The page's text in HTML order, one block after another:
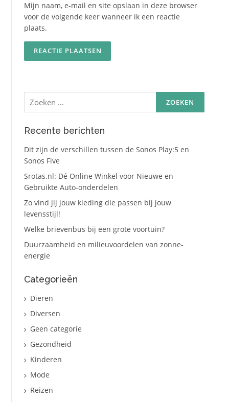
Mijn naam, e-mail en site opslaan in deze browser
voor de volgende keer wanneer ik een reactie
plaats.
Zoeken
naar:
Recente berichten
Dit zijn de verschillen tussen de Sonos Play:5 en
Sonos Five
Srotas.nl: Dé Online Winkel voor Nieuwe en
Gebruikte Auto-onderdelen
Zo vind jij jouw kleding die passen bij jouw
levensstijl!
Welke brievenbus bij een grote voortuin?
Duurzaamheid en milieuvoordelen van zonne-
energie
Categorieën
Dieren
Diversen
Geen categorie
Gezondheid
Kinderen
Mode
Reizen